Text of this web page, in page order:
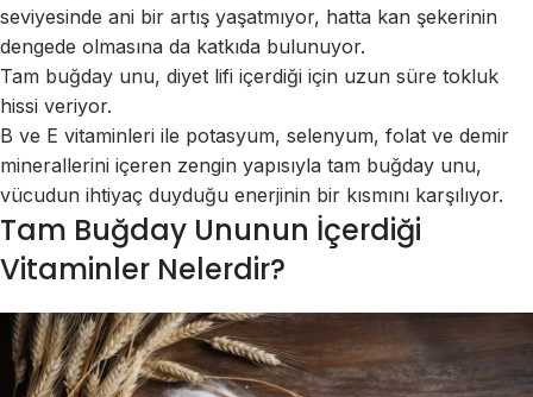
seviyesinde ani bir artış yaşatmıyor, hatta kan şekerinin
dengede olmasına da katkıda bulunuyor.
Tam buğday unu, diyet lifi içerdiği için uzun süre tokluk
hissi veriyor.
B ve E vitaminleri ile potasyum, selenyum, folat ve demir
minerallerini içeren zengin yapısıyla tam buğday unu,
vücudun ihtiyaç duyduğu enerjinin bir kısmını karşılıyor.
Tam Buğday Ununun İçerdiği
Vitaminler Nelerdir?